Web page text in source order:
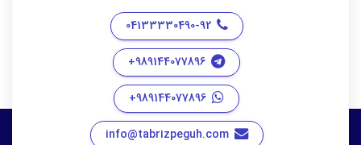
04133330490-92
info@tabrizpeguh.com